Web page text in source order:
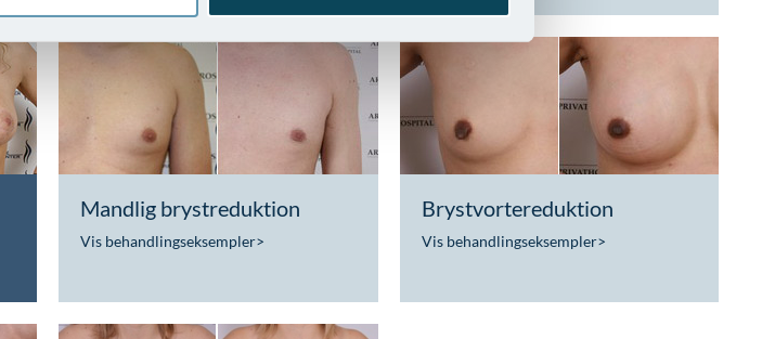
Mandlig brystreduktion
Vis behandlingseksempler>
Brystvortereduktion
Vis behandlingseksempler>